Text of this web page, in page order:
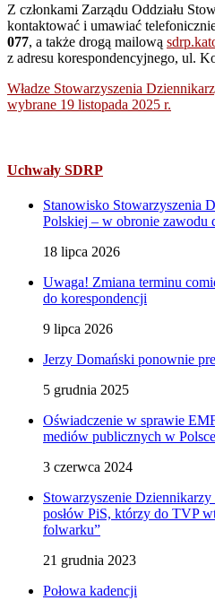
Z członkami Zarządu Oddziału
kontaktować i umawiać
077, a także drogą mailową
z adresu korespondencyjnego, ul.
Władze Stowarzyszenia
wybrane 19 listopada 2025 r.
Uchwały SDRP
Stanowisko Stowarzyszenia
Polskiej – w obronie zawodu
18 lipca 2026
Uwaga! Zmiana terminu
do korespondencji
9 lipca 2026
Jerzy Domański ponownie
5 grudnia 2025
Oświadczenie w sprawie
mediów publicznych w Polsce
3 czerwca 2024
Stowarzyszenie
posłów PiS, którzy do TVP
folwarku”
21 grudnia 2023
Połowa kadencji